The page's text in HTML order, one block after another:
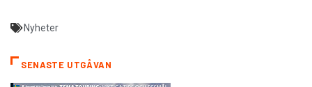
Nyheter
SENASTE UTGÅVAN